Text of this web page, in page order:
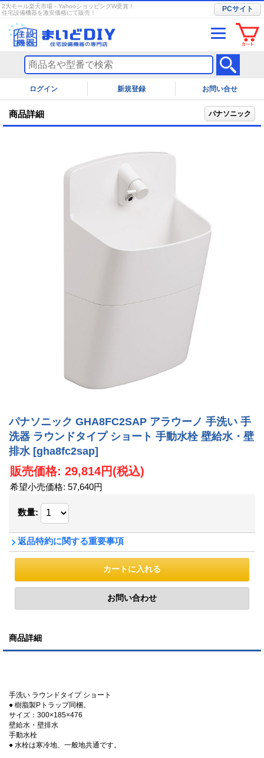
2大モール楽天市場・YahooショッピングW受賞！
住宅設備機器を激安価格にて販売！
PCサイト
ログイン お問い合せ
商品詳細 パナソニック
パナソニック GHA8FC2SAP アラウーノ 手洗い 手
洗器 ラウンドタイプ ショート 手動水栓 壁給水・壁
排水 [gha8fc2sap]
販売価格: 29,814円(税込)
希望小売価格: 57,640円
数量:
返品特約に関する重要事項
商品詳細
手洗い ラウンドタイプ ショート
● 樹脂製Pトラップ同梱。
サイズ：300×185×476
壁給水・壁排水
手動水栓
● 水栓は寒冷地、一般地共通です。